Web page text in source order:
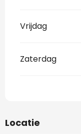
Vrijdag
Zaterdag
Locatie